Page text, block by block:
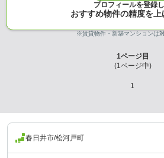
プロフィールを登録
おすすめ物件の精度を上
※賃貸物件・新築マンションは
1ページ目
(1ページ中)
1
春日井市/松河戸町